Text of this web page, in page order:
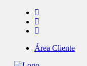
Área Cliente